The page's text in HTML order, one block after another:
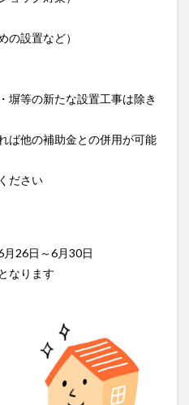
設置など）
塀等の新たな設置工事は除き
ば他の補助金との併用が可能
ださい
26日～6月30日
なります